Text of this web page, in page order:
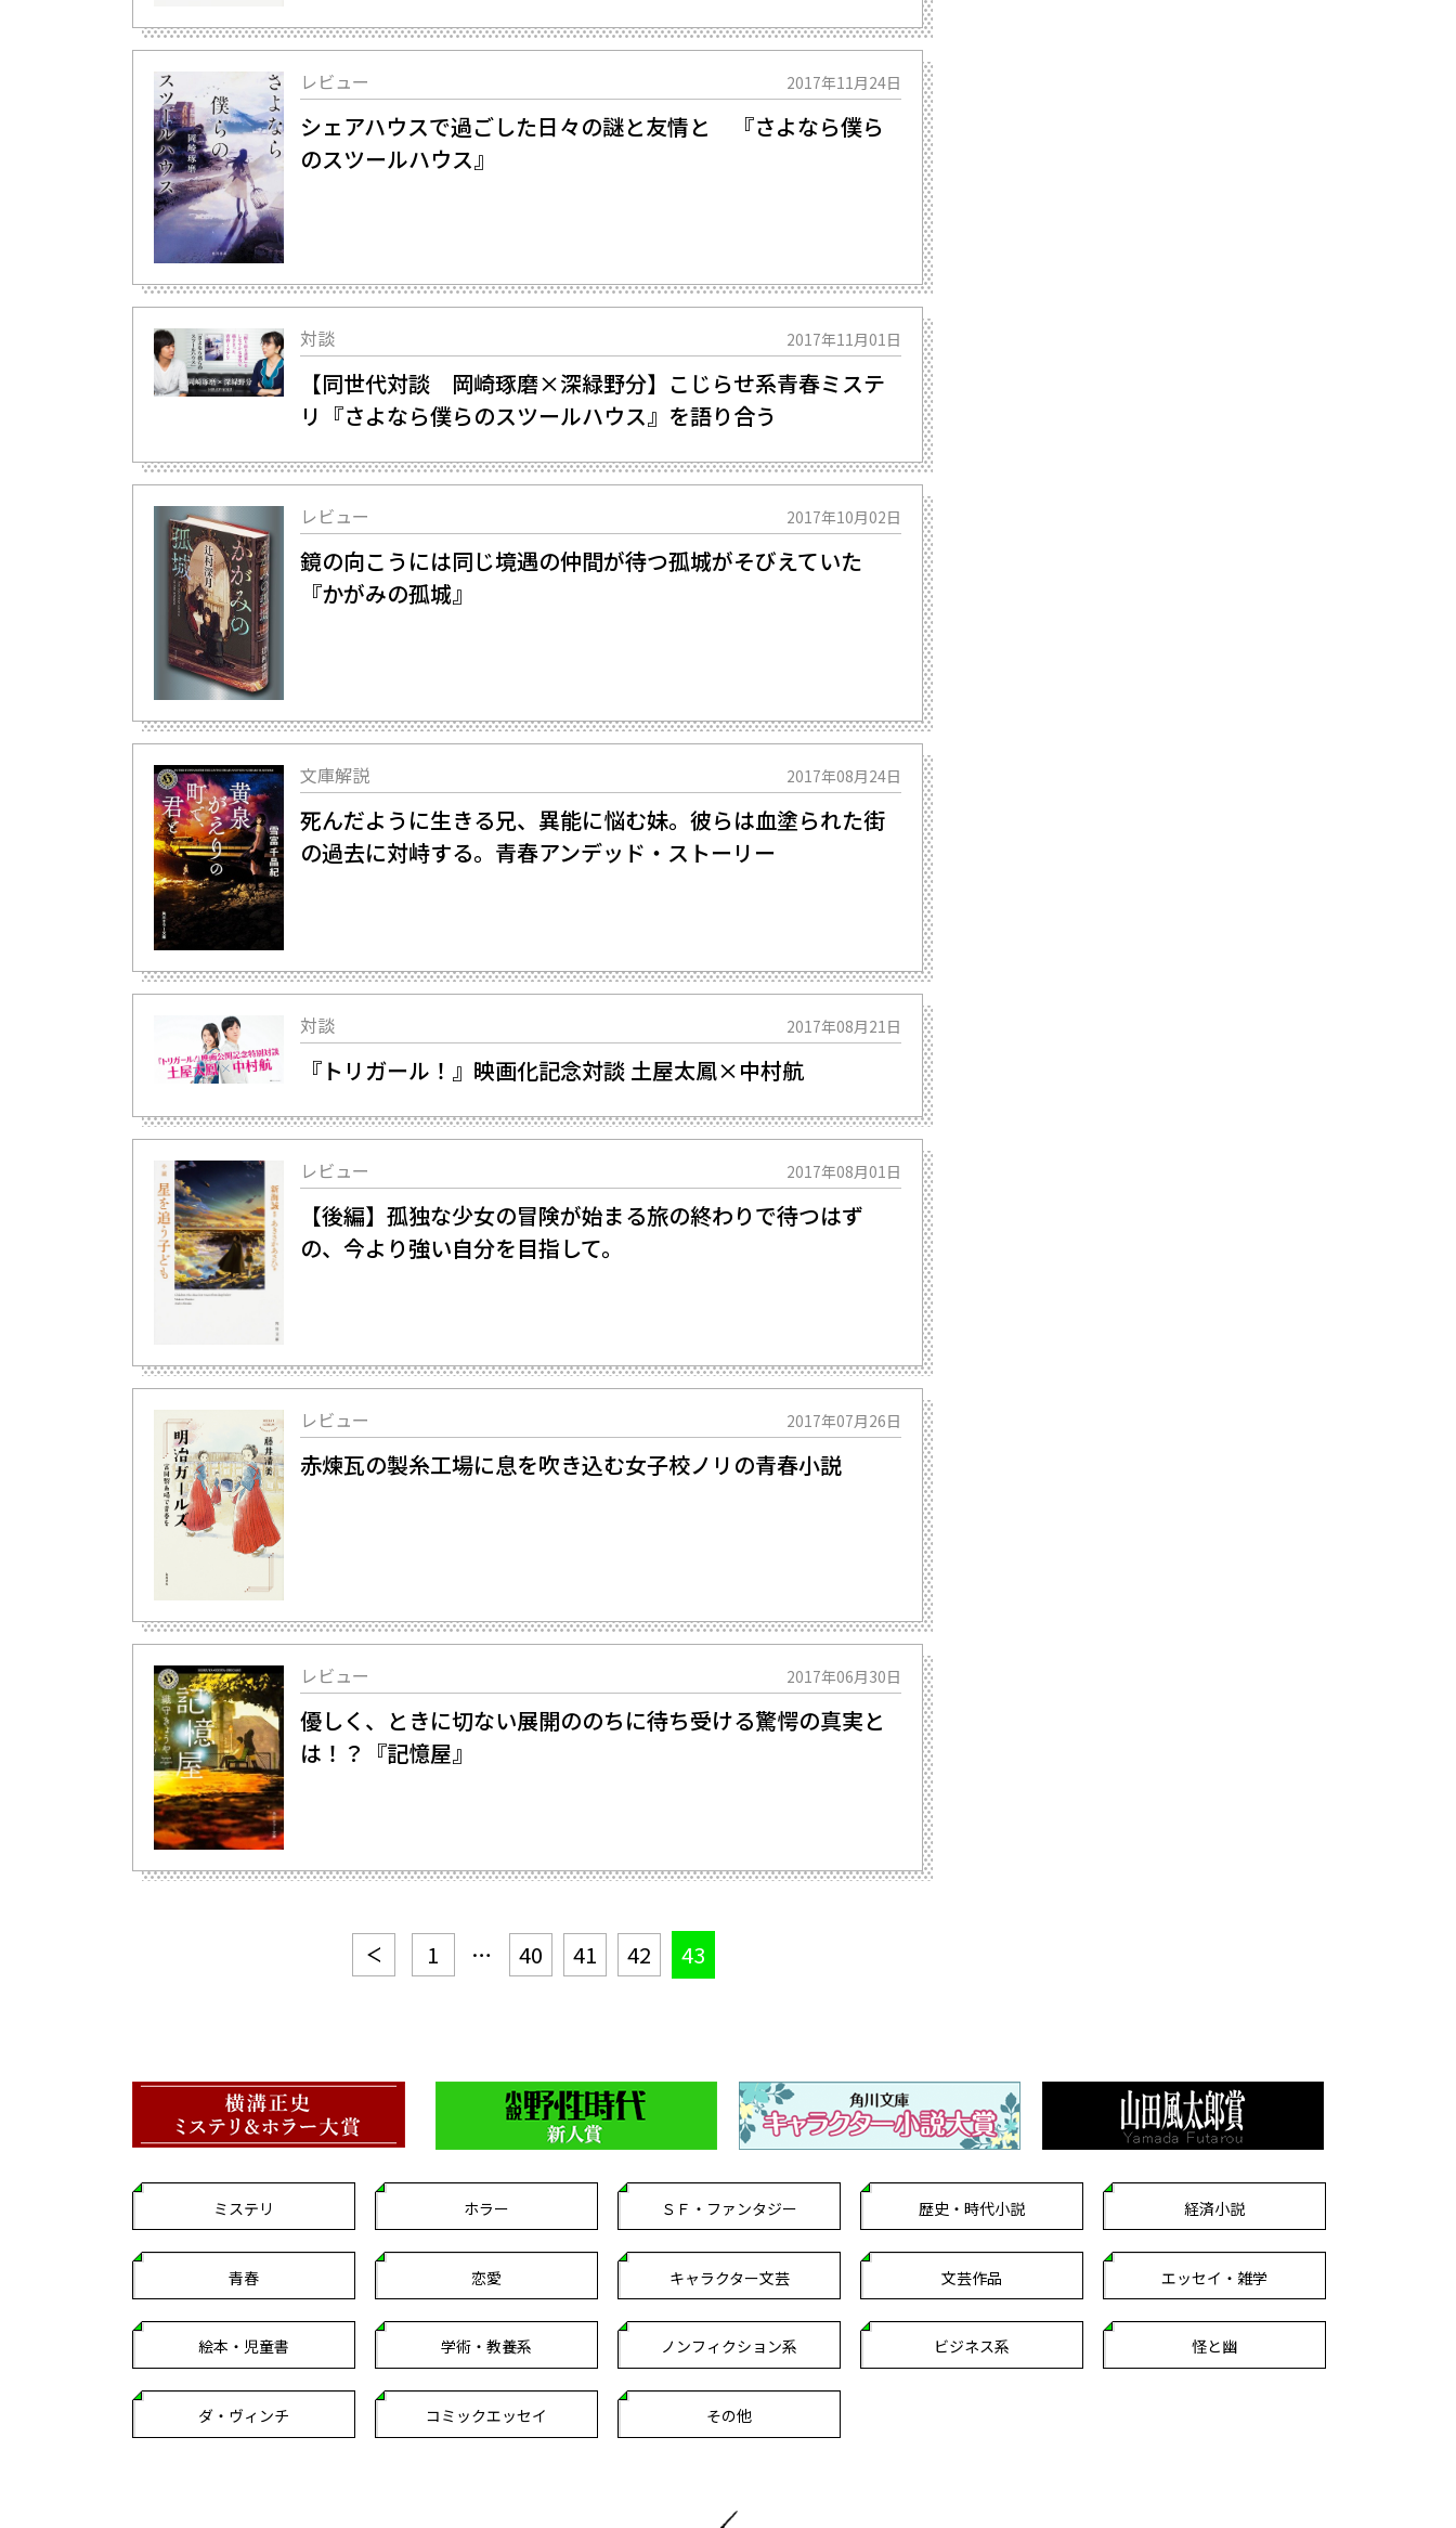
レビュー 2017年11月24日
シェアハウスで過ごした日々の謎と友情と 『さよなら僕ら
のスツールハウス』
対談 2017年11月01日
【同世代対談 岡崎琢磨×深緑野分】こじらせ系青春ミステ
リ『さよなら僕らのスツールハウス』を語り合う
レビュー 2017年10月02日
鏡の向こうには同じ境遇の仲間が待つ孤城がそびえていた
『かがみの孤城』
文庫解説 2017年08月24日
死んだように生きる兄、異能に悩む妹。彼らは血塗られた街
の過去に対峙する。青春アンデッド・ストーリー
対談 2017年08月21日
『トリガール！』映画化記念対談 土屋太鳳×中村航
レビュー 2017年08月01日
【後編】孤独な少女の冒険が始まる――旅の終わりで待つはず
の、今より強い自分を目指して。
レビュー 2017年07月26日
赤煉瓦の製糸工場に息を吹き込む女子校ノリの青春小説
レビュー 2017年06月30日
優しく、ときに切ない展開ののちに待ち受ける驚愕の真実と
は！？『記憶屋』
1 … 40 41 42 43
ミステリ ホラー ＳＦ・ファンタジー 歴史・時代小説 経済小説
青春 恋愛 キャラクター文芸 文芸作品 エッセイ・雑学
絵本・児童書 学術・教養系 ノンフィクション系 ビジネス系 怪と幽
ダ・ヴィンチ コミックエッセイ その他